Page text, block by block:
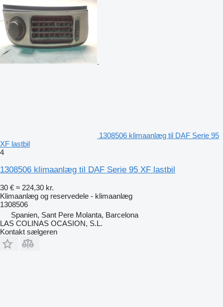
1308506 klimaanlæg til DAF Serie 95
XF lastbil
4
1308506 klimaanlæg til DAF Serie 95 XF lastbil
30 € ≈ 224,30 kr.
Klimaanlæg og reservedele - klimaanlæg
1308506
Spanien, Sant Pere Molanta, Barcelona
LAS COLINAS OCASION, S.L.
Kontakt sælgeren